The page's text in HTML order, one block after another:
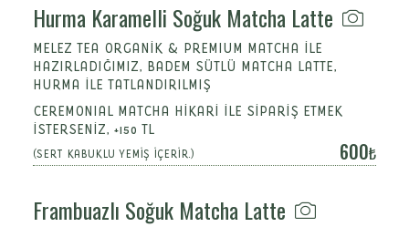
Hurma Karamelli Soğuk Matcha Latte
MELEZ TEA ORGANİK & PREMIUM MATCHA İLE
HAZIRLADIĞIMIZ, BADEM SÜTLÜ MATCHA LATTE,
HURMA İLE TATLANDIRILMIŞ
CEREMONIAL MATCHA HİKARİ İLE SİPARİŞ ETMEK
İSTERSENİZ, +150 TL
(SERT KABUKLU YEMİŞ İÇERİR.) 600
Frambuazlı Soğuk Matcha Latte